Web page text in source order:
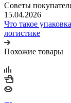
Советы
15.04.2026
Что такое
логистике
Похожие товары